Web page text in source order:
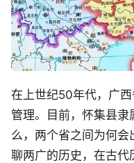
在上世纪50年代，广
管理。目前，怀集县
么，两个省之间为何
聊两广的历史，在古代